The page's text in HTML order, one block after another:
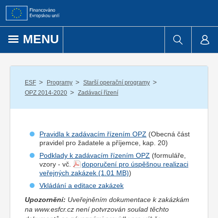
Přejít k obsahu
MENU
ESF / Programy / Starší operační programy /
OPZ 2014-2020 / Zadávací řízení
Pravidla k zadávacím řízením OPZ (Obecná část
pravidel pro žadatele a příjemce , kap. 20)
Podklady k zadávacím řízením OPZ (formuláře,
vzory - vč.
doporučení pro úspěšnou realizaci
veřejných zakázek
)
Vkládání a editace zakázek
Upozornění: Uveřejněním dokumentace k zakázkám
na www.esfcr.cz není potvrzován soulad těchto